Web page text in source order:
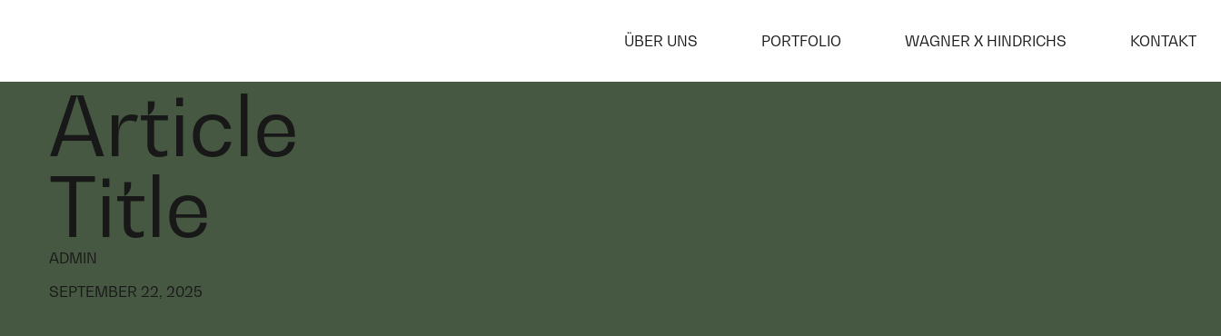
ÜBER UNS PORTFOLIO WAGNER X HINDRICHS KONTAKT
Article
Title
ADMIN
SEPTEMBER 22, 2025